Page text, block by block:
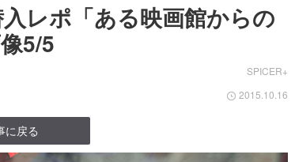
レポ「ある映画館からの
5/5
SPICER+
2015.10.16
に戻る